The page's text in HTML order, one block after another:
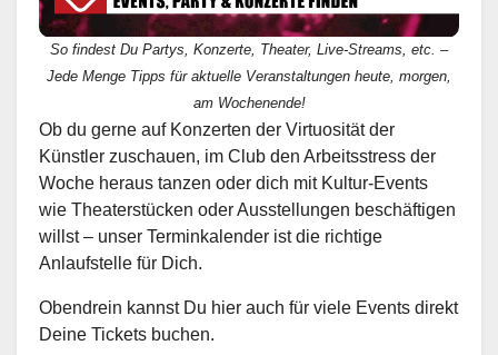
So findest Du Partys, Konzerte, Theater, Live-Streams, etc. –
Jede Menge Tipps für aktuelle Veranstaltungen heute, morgen,
am Wochenende!
Ob du gerne auf Konzerten der Virtuosität der
Künstler zuschauen, im Club den Arbeitsstress der
Woche heraus tanzen oder dich mit Kultur-Events
wie Theaterstücken oder Ausstellungen beschäftigen
willst – unser Terminkalender ist die richtige
Anlaufstelle für Dich.
Obendrein kannst Du hier auch für viele Events direkt
Deine Tickets buchen.